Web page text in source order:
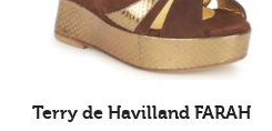
Terry de Havilland FARAH